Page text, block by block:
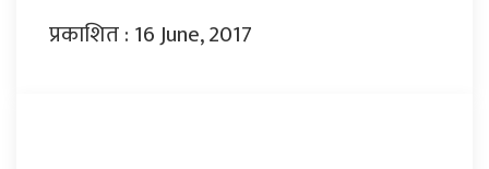
प्रकाशित : 16 June, 2017